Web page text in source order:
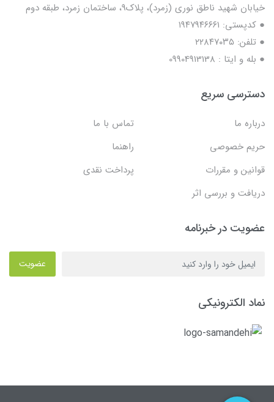
خیابان شهید ناطق نوری (زمرد)، پلاک9، ساختمان زمرد، طبقه دوم
● کدپستی: ۱۹۴۷۹۴۶۶۶۱
● تلفن: ٢٢٨۴٧۰۳۵
● بله و ایتا : 09904913138
دسترسی سریع
درباره ما
تماس با ما
حریم خصوصی
راهنما
قوانین و مقررات
پرداخت نقدی
دریافت و بررسی اثر
عضویت در خبرنامه
عضویت
نماد الکترونیکی